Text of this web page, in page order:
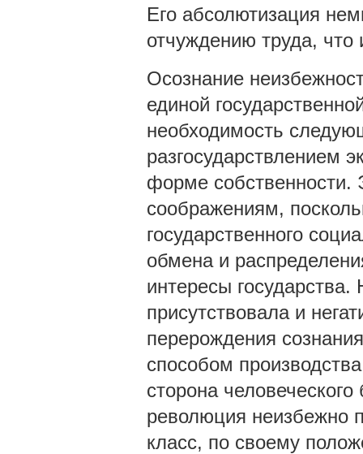
Его абсолютизация
отчуждению труда,
Осознание
единой
необходимость
разгосударствлением
форме собственности.
соображениям,
государственного
обмена и
интересы
присутствовала и
перерождения
способом
сторона
революция неизбежно
класс, по своему